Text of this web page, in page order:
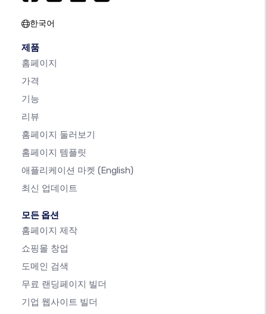
한국어
제품
홈페이지
가격
기능
리뷰
홈페이지 둘러보기
홈페이지 템플릿
애플리케이션 마켓 (English)
최신 업데이트
모든 옵션
홈페이지 제작
쇼핑몰 창업
도메인 검색
무료 랜딩페이지 빌더
기업 웹사이트 빌더